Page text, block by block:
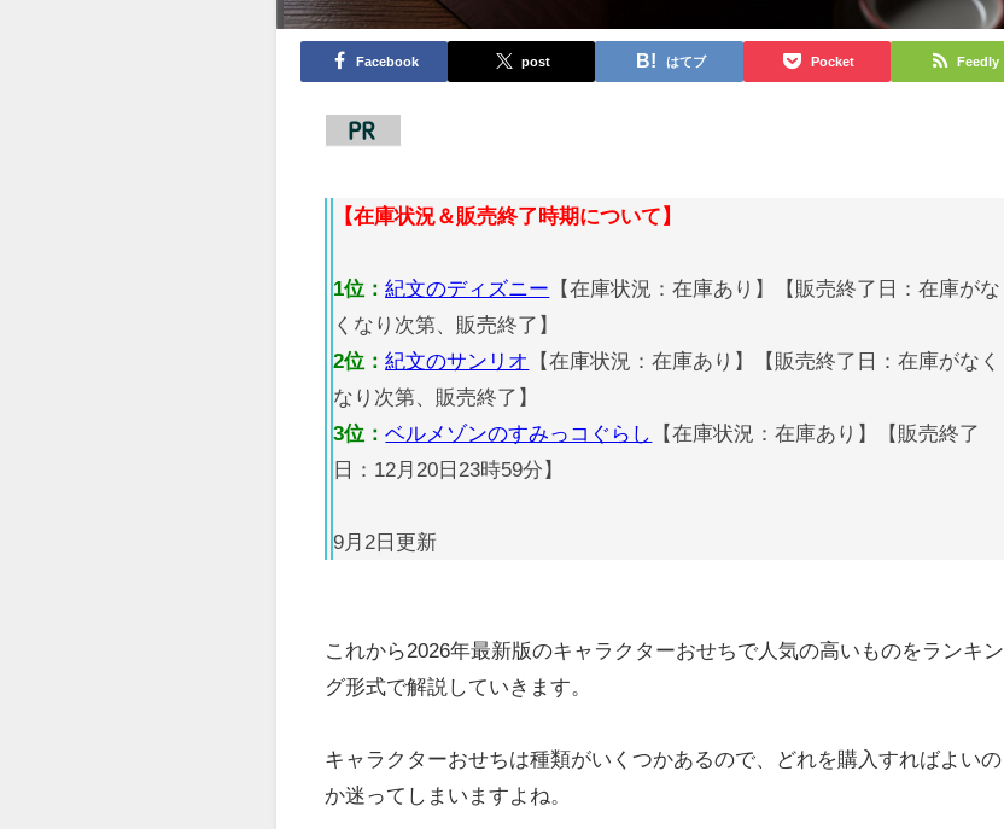
Facebook post はてブ Pocket Feedly
【在庫状況＆販売終了時期について】
1位：紀文のディズニー 【在庫状況：在庫あり】【販売終了日：在庫がな
くなり次第、販売終了】
2位：紀文のサンリオ
【在庫状況：在庫あり】【販売終了日：在庫がなく
なり次第、販売終了】
3位：ベルメゾンのすみっコぐらし
【在庫状況：在庫あり】【販売終了
日：12月20日23時59分】
9月2日更新
これから2026年最新版のキャラクターおせちで人気の高いものをランキン
グ形式で解説していきます。
キャラクターおせちは種類がいくつかあるので、どれを購入すればよいの
か迷ってしまいますよね。